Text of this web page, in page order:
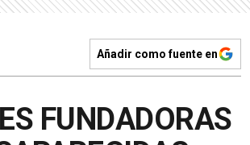
Añadir como fuente en
FUNDADORAS